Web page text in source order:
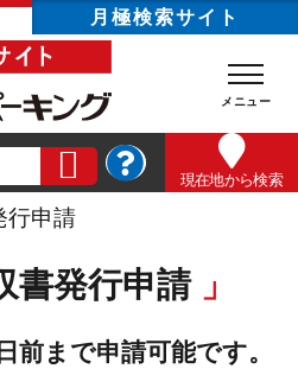
月極検索サイト
現在地から検索
行申請
書発行申請
まで申請可能です。